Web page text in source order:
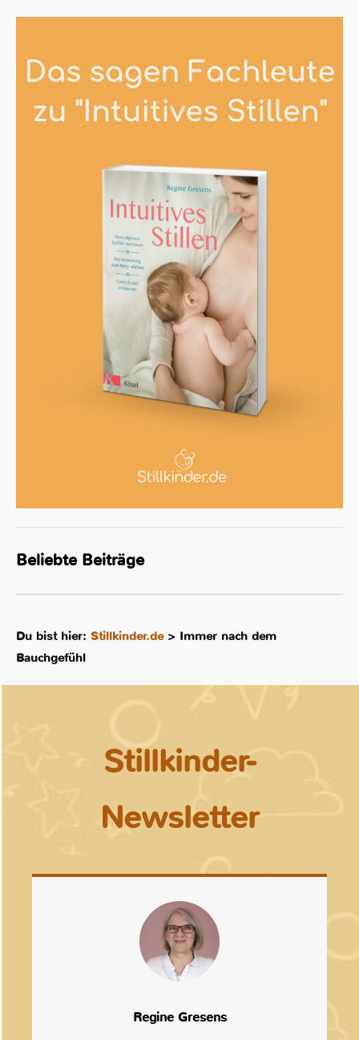
Beliebte Beiträge
Du bist hier: Stillkinder.de> Immer nach dem
Bauchgefühl
Stillkinder-
Newsletter
Regine Gresens